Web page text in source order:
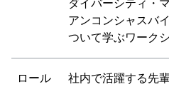
ダイバーシティ・
アンコンシャスバ
ついて学ぶワーク
ロール
社内で活躍する先